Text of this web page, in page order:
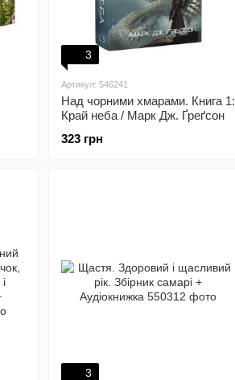
3
Артикул: 546241
Над чорними хмарами. Книга 1:
Край неба / Марк Дж. Ґреґсон
323 грн
3